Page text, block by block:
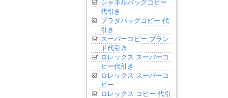
シャネルバッグコピー
代引き
プラダバッグコピー 代
引き
スーパーコピー ブラン
ド代引き
ロレックス スーパーコ
ピー代引き
ロレックス スーパーコ
ピー
ロレックス コピー 代引